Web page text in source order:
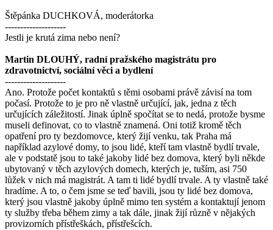
Štěpánka DUCHKOVÁ, moderátorka
--------------------
Jestli je krutá zima nebo není?
Martin DLOUHÝ, radní pražského magistrátu pro
zdravotnictví, sociální věci a bydlení
--------------------
Ano. Protože počet kontaktů s těmi osobami právě závisí na tom
počasí. Protože to je pro ně vlastně určující, jak, jedna z těch
určujících záležitostí. Jinak úplně spočítat se to nedá, protože bysme
museli definovat, co to vlastně znamená. Oni totiž kromě těch
opatření pro ty bezdomovce, který žijí venku, tak Praha má
například azylové domy, to jsou lidé, kteří tam vlastně bydlí trvale,
ale v podstatě jsou to také jakoby lidé bez domova, který byli někde
ubytovaný v těch azylových domech, kterých je, tuším, asi 750
lůžek v nich má magistrát. A tam ti lidé bydlí trvale. A ty vlastně také
hradíme. A to, o čem jsme se teď bavili, jsou ty lidé bez domova,
který jsou vlastně jakoby úplně mimo ten systém a kontaktují jenom
ty služby třeba během zimy a tak dále, jinak žijí různě v nějakých
provizorních přístřeškách, přístřešcích.